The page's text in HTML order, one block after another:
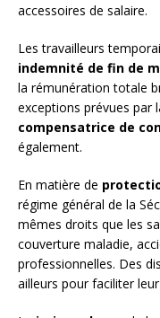
accessoires de salaire.
Les travailleurs
indemnité de fin de
la rémunération totale
exceptions prévues par
compensatrice de
également.
En matière de
régime général de la
mêmes droits que les
couverture maladie,
professionnelles. Des
ailleurs pour faciliter